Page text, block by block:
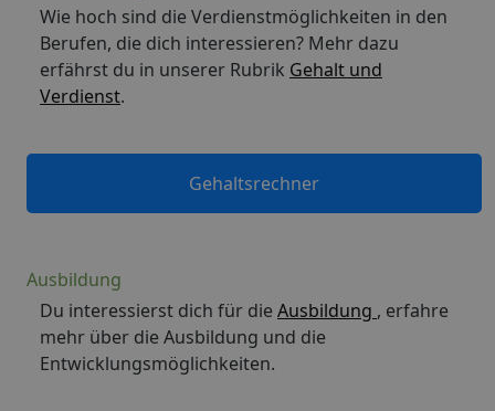
Wie hoch sind die Verdienstmöglichkeiten in den
Berufen, die dich interessieren? Mehr dazu
erfährst du in unserer Rubrik Gehalt und
Verdienst.
Gehaltsrechner
Ausbildung
Du interessierst dich für die Ausbildung , erfahre
mehr über die Ausbildung und die
Entwicklungsmöglichkeiten.